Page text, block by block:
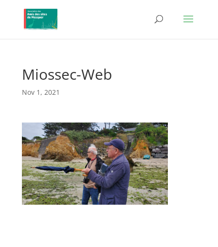
Miossec-Web
Nov 1, 2021